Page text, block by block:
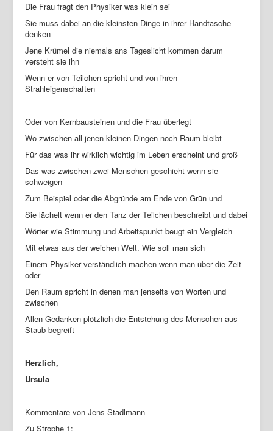
Die Frau fragt den Physiker was klein sei
Sie muss dabei an die kleinsten Dinge in ihrer Handtasche
denken
Jene Krümel die niemals ans Tageslicht kommen darum
versteht sie ihn
Wenn er von Teilchen spricht und von ihren
Strahleigenschaften
Oder von Kernbausteinen und die Frau überlegt
Wo zwischen all jenen kleinen Dingen noch Raum bleibt
Für das was ihr wirklich wichtig im Leben erscheint und groß
Das was zwischen zwei Menschen geschieht wenn sie
schweigen
Zum Beispiel oder die Abgründe am Ende von Grün und
Sie lächelt wenn er den Tanz der Teilchen beschreibt und dabei
Wörter wie Stimmung und Arbeitspunkt beugt ein Vergleich
Mit etwas aus der weichen Welt. Wie soll man sich
Einem Physiker verständlich machen wenn man über die Zeit
oder
Den Raum spricht in denen man jenseits von Worten und
zwischen
Allen Gedanken plötzlich die Entstehung des Menschen aus
Staub begreift
Herzlich,
Ursula
Kommentare von Jens Stadlmann
Zu Strophe 1: